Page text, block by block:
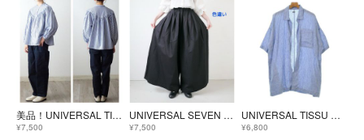
美品！UNIVERSAL TISSU ユニヴァーサルティシュ ブラウス ネイビー
¥7,500
UNIVERSAL SEVEN コットンラミーツイルキュロット 90
¥7,500
UNIVERSAL TISSU カジュアルシャツ XXL 青 【古着】【中古】【送料無料】
¥6,800